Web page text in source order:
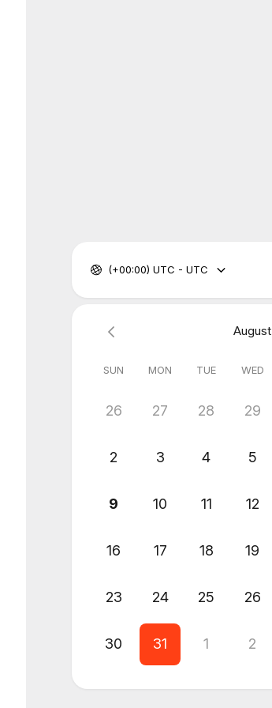
(+00:00) UTC - UTC
August
SUN MON TUE WED
26 27 28 29
2 3 4 5
9 10 11 12
16 17 18 19
23 24 25 26
30 31 1 2